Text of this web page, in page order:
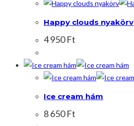
Happy clouds nyakörv
4 950Ft
Ice cream hám
8 650Ft